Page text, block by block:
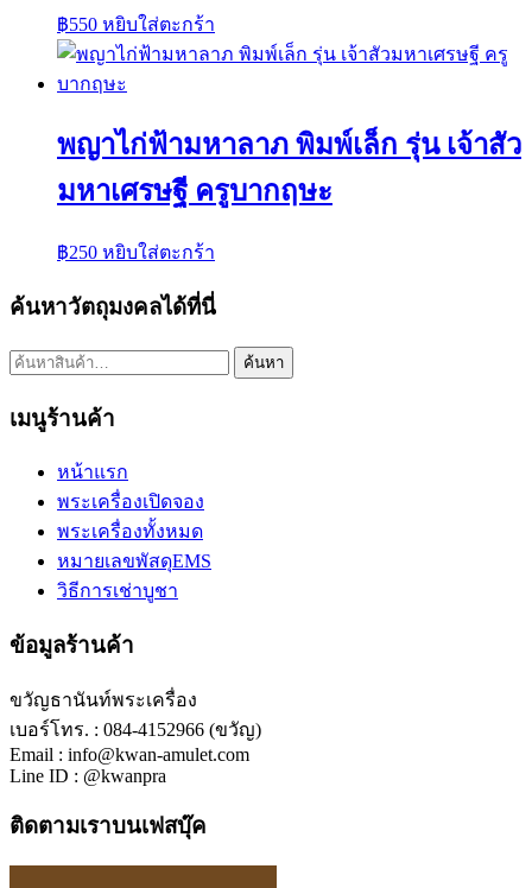
฿550 หยิบใส่ตะกร้า
พญาไก่ฟ้ามหาลาภ พิมพ์เล็ก รุ่น เจ้าสัว
มหาเศรษฐี ครูบากฤษะ
฿250 หยิบใส่ตะกร้า
ค้นหาวัตถุมงคลได้ที่นี่
ค้นหา: ค้นหา
เมนูร้านค้า
หน้าแรก
พระเครื่องเปิดจอง
พระเครื่องทั้งหมด
หมายเลขพัสดุEMS
วิธีการเช่าบูชา
ข้อมูลร้านค้า
ขวัญธานันท์พระเครื่อง
เบอร์โทร. : 084-4152966 (ขวัญ)
Email : info@kwan-amulet.com
Line ID : @kwanpra
ติดตามเราบนเฟสบุ๊ค